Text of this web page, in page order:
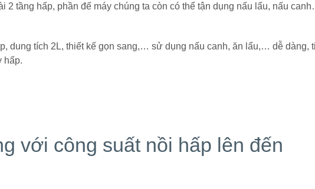
2 tầng hấp, phần đế máy chúng ta còn có thể tận dụng nấu lẩu, nấu
dung tích 2L, thiết kế gọn sang,… sử dụng nấu canh, ăn lẩu,… dễ dàng,
hấp.
với công suất nồi hấp lên đến